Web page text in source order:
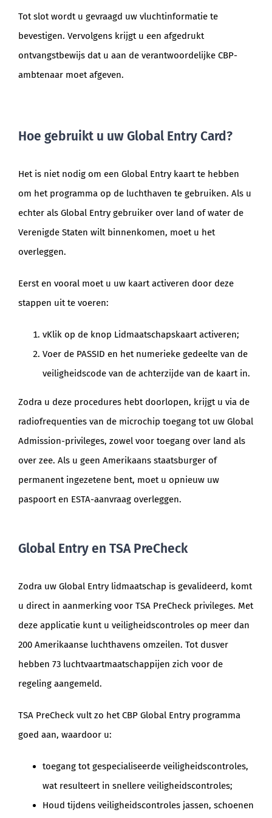
Tot slot wordt u gevraagd uw vluchtinformatie te
bevestigen. Vervolgens krijgt u een afgedrukt
ontvangstbewijs dat u aan de verantwoordelijke CBP-
ambtenaar moet afgeven.
Hoe gebruikt u uw Global Entry Card?
Het is niet nodig om een Global Entry kaart te hebben
om het programma op de luchthaven te gebruiken. Als u
echter als Global Entry gebruiker over land of water de
Verenigde Staten wilt binnenkomen, moet u het
overleggen.
Eerst en vooral moet u uw kaart activeren door deze
stappen uit te voeren:
vKlik op de knop Lidmaatschapskaart activeren;
Voer de PASSID en het numerieke gedeelte van de
veiligheidscode van de achterzijde van de kaart in.
Zodra u deze procedures hebt doorlopen, krijgt u via de
radiofrequenties van de microchip toegang tot uw Global
Admission-privileges, zowel voor toegang over land als
over zee. Als u geen Amerikaans staatsburger of
permanent ingezetene bent, moet u opnieuw uw
paspoort en ESTA-aanvraag overleggen.
Global Entry en TSA PreCheck
Zodra uw Global Entry lidmaatschap is gevalideerd, komt
u direct in aanmerking voor TSA PreCheck privileges. Met
deze applicatie kunt u veiligheidscontroles op meer dan
200 Amerikaanse luchthavens omzeilen. Tot dusver
hebben 73 luchtvaartmaatschappijen zich voor de
regeling aangemeld.
TSA PreCheck vult zo het CBP Global Entry programma
goed aan, waardoor u:
toegang tot gespecialiseerde veiligheidscontroles,
wat resulteert in snellere veiligheidscontroles;
Houd tijdens veiligheidscontroles jassen, schoenen